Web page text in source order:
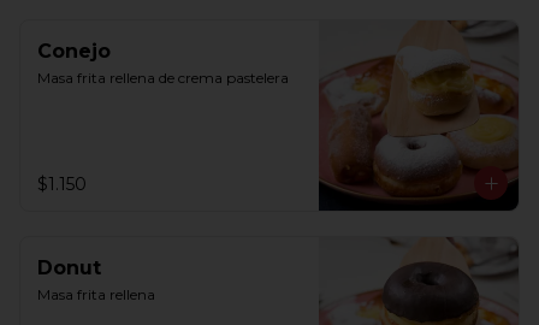
Conejo
Masa frita rellena de crema pastelera
$1.150
Donut
Masa frita rellena